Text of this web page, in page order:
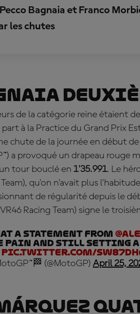
Bagnaia et Franco
les chutes
de la catégorie reine étaient
à la Practice du Grand Prix
chute de la journée en début de
a provoqué un drapeau rouge
tour bouclé en 1'35.991. Le
qu'on n'avait plus
de régularité depuis le
Racing Team) signe le
a statement from
pain and still setting a
pic.twitter.com/
(@MotoGP) April 25,